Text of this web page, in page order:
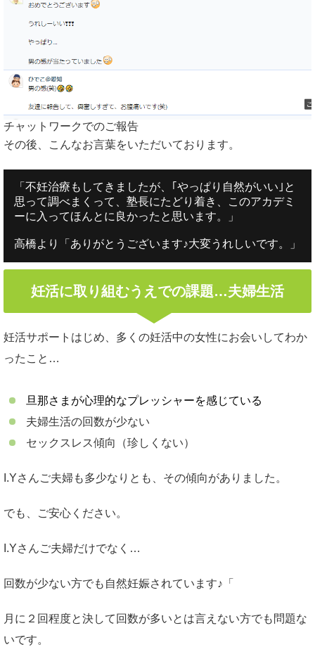
チャットワークでのご報告
その後、こんなお言葉をいただいております。
「不妊治療もしてきましたが、｢やっぱり自然がいい｣と
思って調べまくって、塾長にたどり着き、このアカデミ
ーに入ってほんとに良かったと思います。」
高橋より「ありがとうございます♪大変うれしいです。」
妊活に取り組むうえでの課題…夫婦生活
妊活サポートはじめ、多くの妊活中の女性にお会いしてわか
ったこと…
旦那さまが心理的なプレッシャーを感じている
夫婦生活の回数が少ない
セックスレス傾向（珍しくない）
I.Yさんご夫婦も多少なりとも、その傾向がありました。
でも、ご安心ください。
I.Yさんご夫婦だけでなく…
回数が少ない方でも自然妊娠されています♪「
月に２回程度と決して回数が多いとは言えない方でも問題な
いです。